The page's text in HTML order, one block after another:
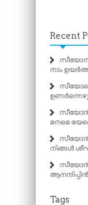
Recent
നാം
മനമെ
നിങ്ങൾ
Tags